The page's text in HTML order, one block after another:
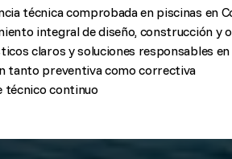
técnica comprobada en piscinas en
integral de diseño, construcción y
claros y soluciones responsables en
tanto preventiva como correctiva
técnico continuo